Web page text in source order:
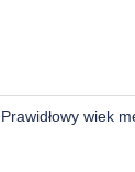
Prawidłowy wiek